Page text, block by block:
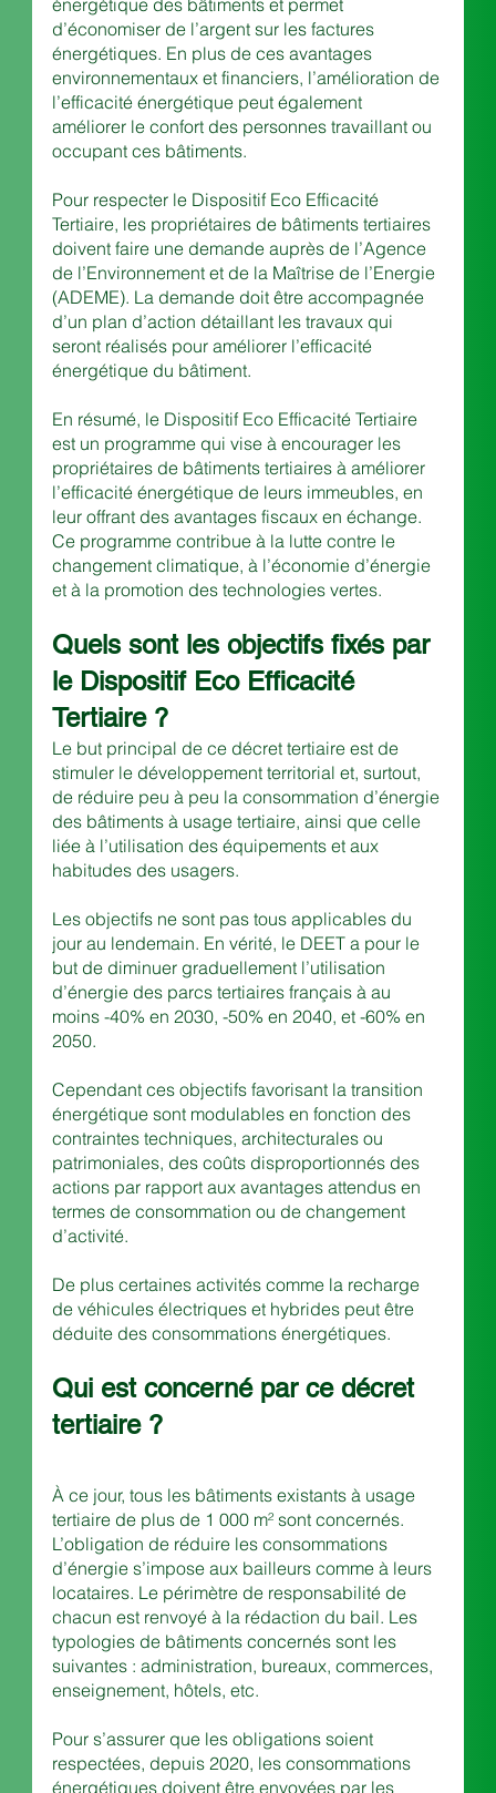
énergétique des bâtiments et permet
d’économiser de l’argent sur les factures
énergétiques. En plus de ces avantages
environnementaux et financiers, l’amélioration de
l’efficacité énergétique peut également
améliorer le confort des personnes travaillant ou
occupant ces bâtiments.
Pour respecter le Dispositif Eco Efficacité
Tertiaire, les propriétaires de bâtiments tertiaires
doivent faire une demande auprès de l’Agence
de l’Environnement et de la Maîtrise de l’Energie
(ADEME). La demande doit être accompagnée
d’un plan d’action détaillant les travaux qui
seront réalisés pour améliorer l’efficacité
énergétique du bâtiment.
En résumé, le Dispositif Eco Efficacité Tertiaire
est un programme qui vise à encourager les
propriétaires de bâtiments tertiaires à améliorer
l’efficacité énergétique de leurs immeubles, en
leur offrant des avantages fiscaux en échange.
Ce programme contribue à la lutte contre le
changement climatique, à l’économie d’énergie
et à la promotion des technologies vertes.
Quels sont les objectifs fixés par
le Dispositif Eco Efficacité
Tertiaire ?
Le but principal de ce décret tertiaire est de
stimuler le développement territorial et, surtout,
de réduire peu à peu la consommation d’énergie
des bâtiments à usage tertiaire, ainsi que celle
liée à l’utilisation des équipements et aux
habitudes des usagers.
Les objectifs ne sont pas tous applicables du
jour au lendemain. En vérité, le DEET a pour le
but de diminuer graduellement l’utilisation
d’énergie des parcs tertiaires français à au
moins -40% en 2030, -50% en 2040, et -60% en
2050.
Cependant ces objectifs favorisant la transition
énergétique sont modulables en fonction des
contraintes techniques, architecturales ou
patrimoniales, des coûts disproportionnés des
actions par rapport aux avantages attendus en
termes de consommation ou de changement
d’activité.
De plus certaines activités comme la recharge
de véhicules électriques et hybrides peut être
déduite des consommations énergétiques.
Qui est concerné par ce décret
tertiaire ?
À ce jour, tous les bâtiments existants à usage
tertiaire de plus de 1 000 m² sont concernés.
L’obligation de réduire les consommations
d’énergie s’impose aux bailleurs comme à leurs
locataires. Le périmètre de responsabilité de
chacun est renvoyé à la rédaction du bail. Les
typologies de bâtiments concernés sont les
suivantes : administration, bureaux, commerces,
enseignement, hôtels, etc.
Pour s’assurer que les obligations soient
respectées, depuis 2020, les consommations
énergétiques doivent être envoyées par les